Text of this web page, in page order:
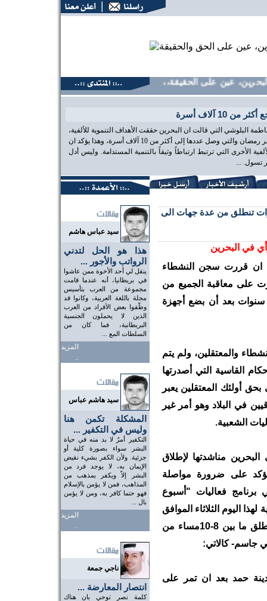
عين على الحقيقة،، منتديات البحرين، عين على الحقيقة،،
10 آلاف أسرة
البلوشي التي قالت ان البحرين حققت الأهداف التنموية للألفية،
مشيرين الى أعداد الأسر التي تلقت مساعدات مع بداية شهر رمضان والتي وصل عددها إلى أكثر من 10 آلاف أسرة، وهذا يؤكد ان
الأخرى التي ترتبط ارتباطاً وثيقاً بالتنمية المستدامة. وليس أدل
تسول. ...
سيد عباس هاشم
هذا هو الحل لتدني
الرواتب والأجور ...
ينقل لي أحد الأخوة ممن عاشوا
في بريطانيا، أنه عندما قامت
مجموعة من العرب بتأسيس
مجلة باللغة العربية، وكانوا قد
وظّفوا بعض الأفراد من العرب
الذين لا يحملون الجنسية
البريطانية، فما كان من
السلطات المع ...
المزيد
..
سيد هاشم عباس
المشكلة تكمن هنا
وليس في التكفير ...
التكفير أمرٌ لا بد منه في حياة
البشر سواء بصورة كلية أو
جزئية. ولأن الكفر بشيء نقيض
الإيمان به، لا يوجد فرد من
البشر إلاّ ويكفر بمذهب من
المذاهب، فمن لا يؤمن بالإسلام
فهو حتما كافر به، ومن لا يؤمن
بال ...
المزيد
..
ناجي جمعة
انتصار المعارضة ...
كلمة نصر توحي بان هناك
تنطلق من عدة جهات الى
في البحرين
ان قررت سجن النشطاء
على معاقبة الجميع من
بعد أن بضع أجهزة
والمعتقلين، ولم يتم
القاسية التي أصدرتها
13 يوليو الحالي بحق أولئك المعتقلين يعبر
في البلاد وهو أمر غير
الشعبية.
مناشدتها لإطلاق
تؤكد على ضرورة مواصلة
برنامج فعاليات "أسبوع
اليوم الثلاثاء الموافق
15 يوليو وهي عبارة عن مسيرة سيارات تنطلق ما بين 8-10مساء من
جاسم- كالاتي:
حمد بعد ان تمر على